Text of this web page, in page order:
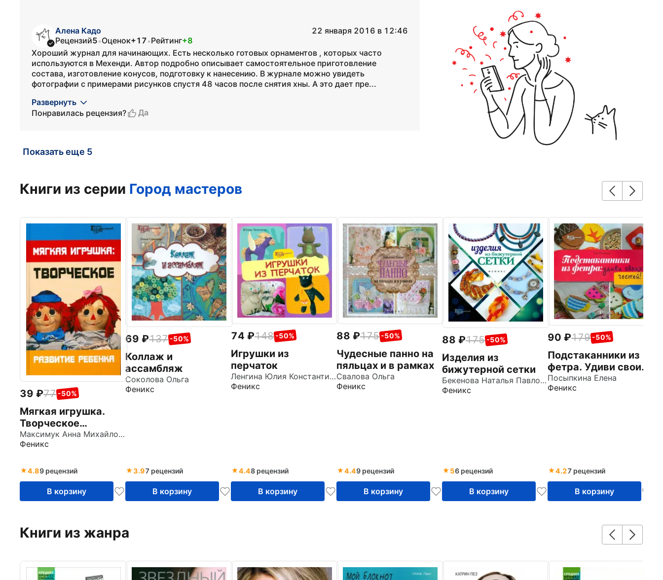
Алена Кадо
22 января 2016 в 12:46
Рецензий5•Оценок+17•Рейтинг+8
Хороший журнал для начинающих. Есть несколько готовых орнаментов , которых часто
используются в Мехенди. Автор подробно описывает самостоятельное приготовление
состава, изготовление конусов, подготовку к нанесению. В журнале можно увидеть
фотографии с примерами рисунков спустя 48 часов после снятия хны. А это дает пре...
Развернуть
Понравилась рецензия?
Да
Показать еще 5
Книги из серии Город мастеров
39 77 -50%
Мягкая игрушка.
Творческое
развитие ребенка
Максимук Анна Михайловна
Феникс
4.89 рецензий
В корзину
69 137 -50%
Коллаж и
ассамбляж
Соколова Ольга
Феникс
3.97 рецензий
В корзину
74 148 -50%
Игрушки из
перчаток
Ленгина Юлия Константиновна
Феникс
4.48 рецензий
В корзину
88 175 -50%
Чудесные панно на
пяльцах и в рамках
Свалова Ольга
Феникс
4.49 рецензий
В корзину
88 175 -50%
Изделия из
бижутерной сетки
Бекенова Наталья Павловна
Феникс
56 рецензий
В корзину
90 179 -50%
Подстаканники из
фетра. Удиви своих
гостей!
Посыпкина Елена
Феникс
4.27 рецензий
В корзину
Книги из жанра